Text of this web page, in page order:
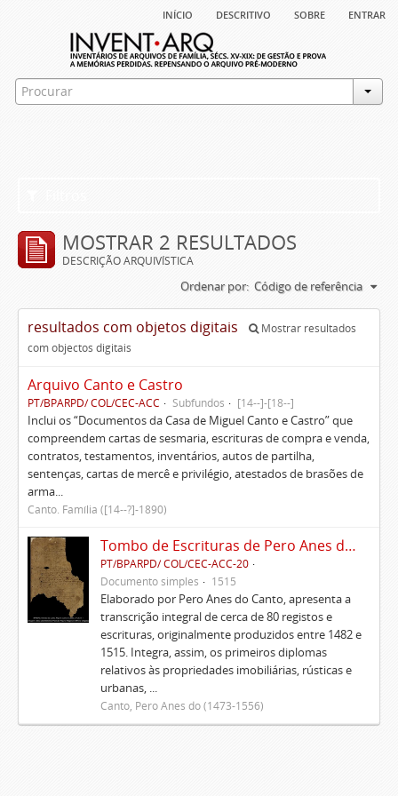
início descritivo sobre entrar
MOSTRAR 2 RESULTADOS
DESCRIÇÃO ARQUIVÍSTICA
Ordenar por: Código de referência
resultados com objetos digitais
Mostrar resultados
com objectos digitais
Arquivo Canto e Castro
PT/BPARPD/ COL/CEC-ACC Subfundos [14--]-[18--]
Inclui os “Documentos da Casa de Miguel Canto e Castro” que
compreendem cartas de sesmaria, escrituras de compra e venda,
contratos, testamentos, inventários, autos de partilha,
sentenças, cartas de mercê e privilégio, atestados de brasões de
arma...
Canto. Família ([14--?]-1890)
Tombo de Escrituras de Pero Anes do Canto
PT/BPARPD/ COL/CEC-ACC-20
Documento simples
1515
Elaborado por Pero Anes do Canto, apresenta a
transcrição integral de cerca de 80 registos e
escrituras, originalmente produzidos entre 1482 e
1515. Integra, assim, os primeiros diplomas
relativos às propriedades imobiliárias, rústicas e
urbanas, ...
Canto, Pero Anes do (1473-1556)